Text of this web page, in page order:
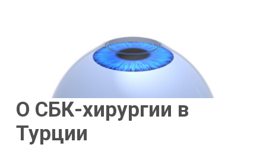
О СБК-хирургии в
Турции